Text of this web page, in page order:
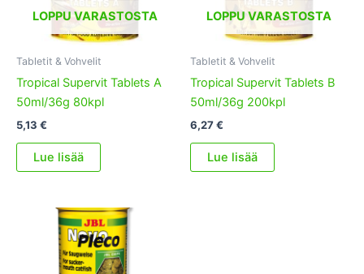
LOPPU VARASTOSTA
Tabletit & Vohvelit
Tropical Supervit Tablets A
50ml/36g 80kpl
5,13 €
Lue lisää
LOPPU VARASTOSTA
Tabletit & Vohvelit
Tropical Supervit Tablets B
50ml/36g 200kpl
6,27€
Lue lisää